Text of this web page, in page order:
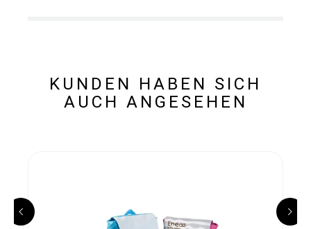
KUNDEN HABEN SICH
AUCH ANGESEHEN